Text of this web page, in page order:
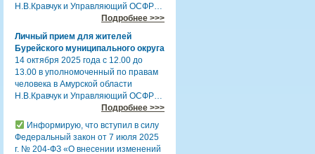
Н.В.Кравчук и Управляющий ОСФР…
Подробнее >>>
Личный прием для жителей
Бурейского муниципального округа
14 октября 2025 года с 12.00 до
13.00 в уполномоченный по правам
человека в Амурской области
Н.В.Кравчук и Управляющий ОСФР…
Подробнее >>>
Информирую, что вступил в силу
Федеральный закон от 7 июля 2025
г. № 204-ФЗ «О внесении изменений